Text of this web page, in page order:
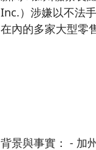
Inc.）涉嫌以不法
在內的多家大型零
背景與事實： - 加